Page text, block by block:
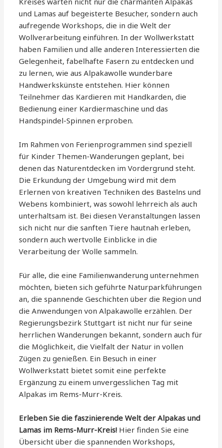
und Lamas auf begeisterte Besucher, sondern auch
aufregende Workshops, die in die Welt der
Wollverarbeitung einführen. In der Wollwerkstatt
haben Familien und alle anderen Interessierten die
Gelegenheit, fabelhafte Fasern zu entdecken und
zu lernen, wie aus Alpakawolle wunderbare
Handwerkskünste entstehen. Hier können
Teilnehmer das Kardieren mit Handkarden, die
Bedienung einer Kardiermaschine und das
Handspindel-Spinnen erproben.
Im Rahmen von Ferienprogrammen sind speziell
für Kinder Themen-Wanderungen geplant, bei
denen das Naturentdecken im Vordergrund steht.
Die Erkundung der Umgebung wird mit dem
Erlernen von kreativen Techniken des Bastelns und
Webens kombiniert, was sowohl lehrreich als auch
unterhaltsam ist. Bei diesen Veranstaltungen lassen
sich nicht nur die sanften Tiere hautnah erleben,
sondern auch wertvolle Einblicke in die
Verarbeitung der Wolle sammeln.
Für alle, die eine Familienwanderung unternehmen
möchten, bieten sich geführte Naturparkführungen
an, die spannende Geschichten über die Region und
die Anwendungen von Alpakawolle erzählen. Der
Regierungsbezirk Stuttgart ist nicht nur für seine
herrlichen Wanderungen bekannt, sondern auch für
die Möglichkeit, die Vielfalt der Natur in vollen
Zügen zu genießen. Ein Besuch in einer
Wollwerkstatt bietet somit eine perfekte
Ergänzung zu einem unvergesslichen Tag mit
Alpakas im Rems-Murr-Kreis.
Erleben Sie die faszinierende Welt der Alpakas und
Lamas im Rems-Murr-Kreis! Hier finden Sie eine
Übersicht über die spannenden Workshops,